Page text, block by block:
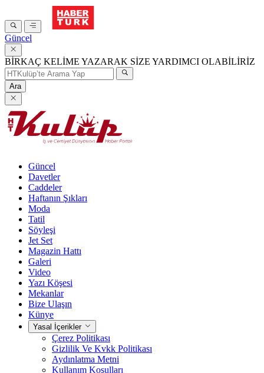
Güncel
BİRKAÇ KELİME YAZARAK SİZE YARDIMCI OLABİLİRİZ
Ara
Güncel
Davetler
Caddeler
Haftanın Şıkları
Moda
Tatil
Söyleşi
Jet Set
Magazin Hattı
Galeri
Video
Yazı Köşesi
Mekanlar
Bize Ulaşın
Künye
Yasal İçerikler
Çerez Politikası
Gizlilik Ve Kvkk Politikası
Aydınlatma Metni
Kullanım Koşulları